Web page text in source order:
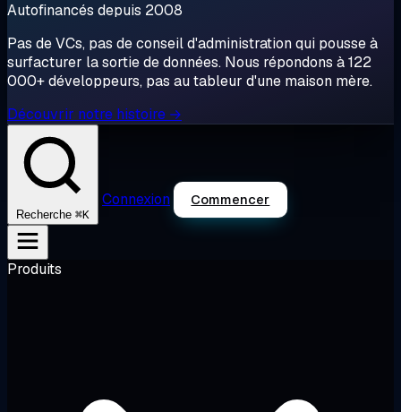
Autofinancés depuis 2008
Pas de VCs, pas de conseil d'administration qui pousse à
surfacturer la sortie de données. Nous répondons à 122
000+ développeurs, pas au tableur d'une maison mère.
Découvrir notre histoire →
Recherche ⌘K
Connexion Commencer
Produits